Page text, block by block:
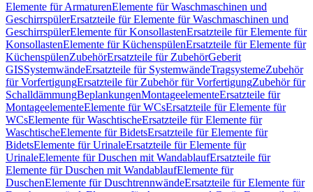
Elemente für ArmaturenElemente für Waschmaschinen und
GeschirrspülerErsatzteile für Elemente für Waschmaschinen und
GeschirrspülerElemente für KonsollastenErsatzteile für Elemente für
KonsollastenElemente für KüchenspülenErsatzteile für Elemente für
KüchenspülenZubehörErsatzteile für ZubehörGeberit
GISSystemwändeErsatzteile für SystemwändeTragsystemeZubehör
für VorfertigungErsatzteile für Zubehör für VorfertigungZubehör für
SchalldämmungBeplankungenMontageelementeErsatzteile für
MontageelementeElemente für WCsErsatzteile für Elemente für
WCsElemente für WaschtischeErsatzteile für Elemente für
WaschtischeElemente für BidetsErsatzteile für Elemente für
BidetsElemente für UrinaleErsatzteile für Elemente für
UrinaleElemente für Duschen mit WandablaufErsatzteile für
Elemente für Duschen mit WandablaufElemente für
DuschenElemente für DuschtrennwändeErsatzteile für Elemente für